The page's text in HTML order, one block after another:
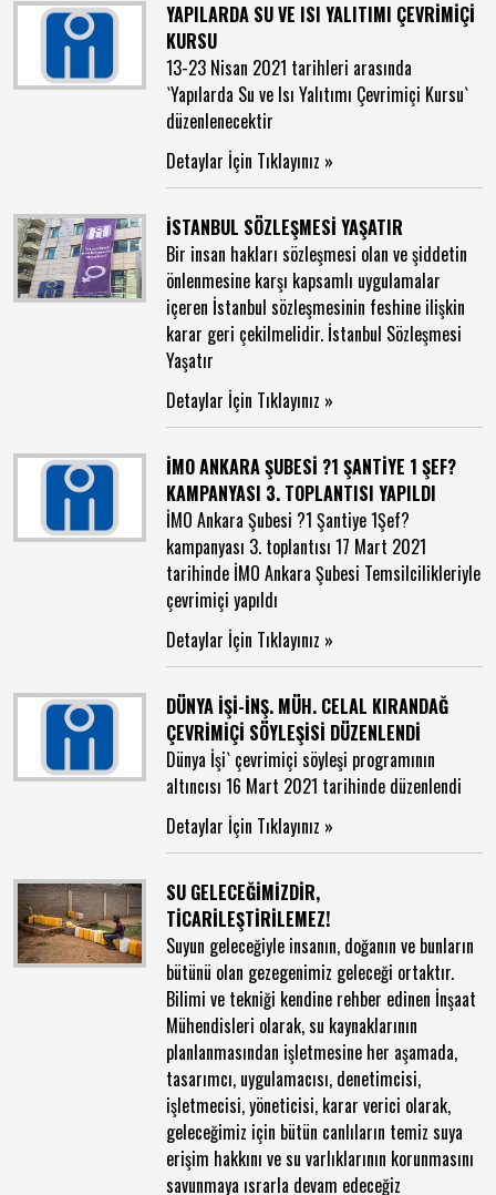
YAPILARDA SU VE ISI YALITIMI ÇEVRİMİÇİ
KURSU
13-23 Nisan 2021 tarihleri arasında
`Yapılarda Su ve Isı Yalıtımı Çevrimiçi Kursu`
düzenlenecektir
Detaylar İçin Tıklayınız »
İSTANBUL SÖZLEŞMESİ YAŞATIR
Bir insan hakları sözleşmesi olan ve şiddetin
önlenmesine karşı kapsamlı uygulamalar
içeren İstanbul sözleşmesinin feshine ilişkin
karar geri çekilmelidir. İstanbul Sözleşmesi
Yaşatır
Detaylar İçin Tıklayınız »
İMO ANKARA ŞUBESİ ?1 ŞANTİYE 1 ŞEF?
KAMPANYASI 3. TOPLANTISI YAPILDI
İMO Ankara Şubesi ?1 Şantiye 1Şef?
kampanyası 3. toplantısı 17 Mart 2021
tarihinde İMO Ankara Şubesi Temsilcilikleriyle
çevrimiçi yapıldı
Detaylar İçin Tıklayınız »
DÜNYA İŞİ-İNŞ. MÜH. CELAL KIRANDAĞ
ÇEVRİMİÇİ SÖYLEŞİSİ DÜZENLENDİ
Dünya İşi` çevrimiçi söyleşi programının
altıncısı 16 Mart 2021 tarihinde düzenlendi
Detaylar İçin Tıklayınız »
SU GELECEĞİMİZDİR,
TİCARİLEŞTİRİLEMEZ!
Suyun geleceğiyle insanın, doğanın ve bunların
bütünü olan gezegenimiz geleceği ortaktır.
Bilimi ve tekniği kendine rehber edinen İnşaat
Mühendisleri olarak, su kaynaklarının
planlanmasından işletmesine her aşamada,
tasarımcı, uygulamacısı, denetimcisi,
işletmecisi, yöneticisi, karar verici olarak,
geleceğimiz için bütün canlıların temiz suya
erişim hakkını ve su varlıklarının korunmasını
savunmaya ısrarla devam edeceğiz